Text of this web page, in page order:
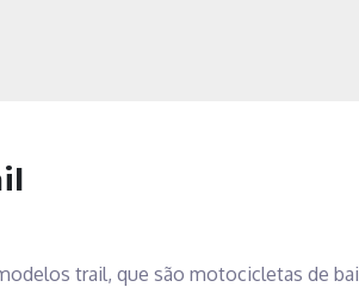
trail, que são motocicletas de